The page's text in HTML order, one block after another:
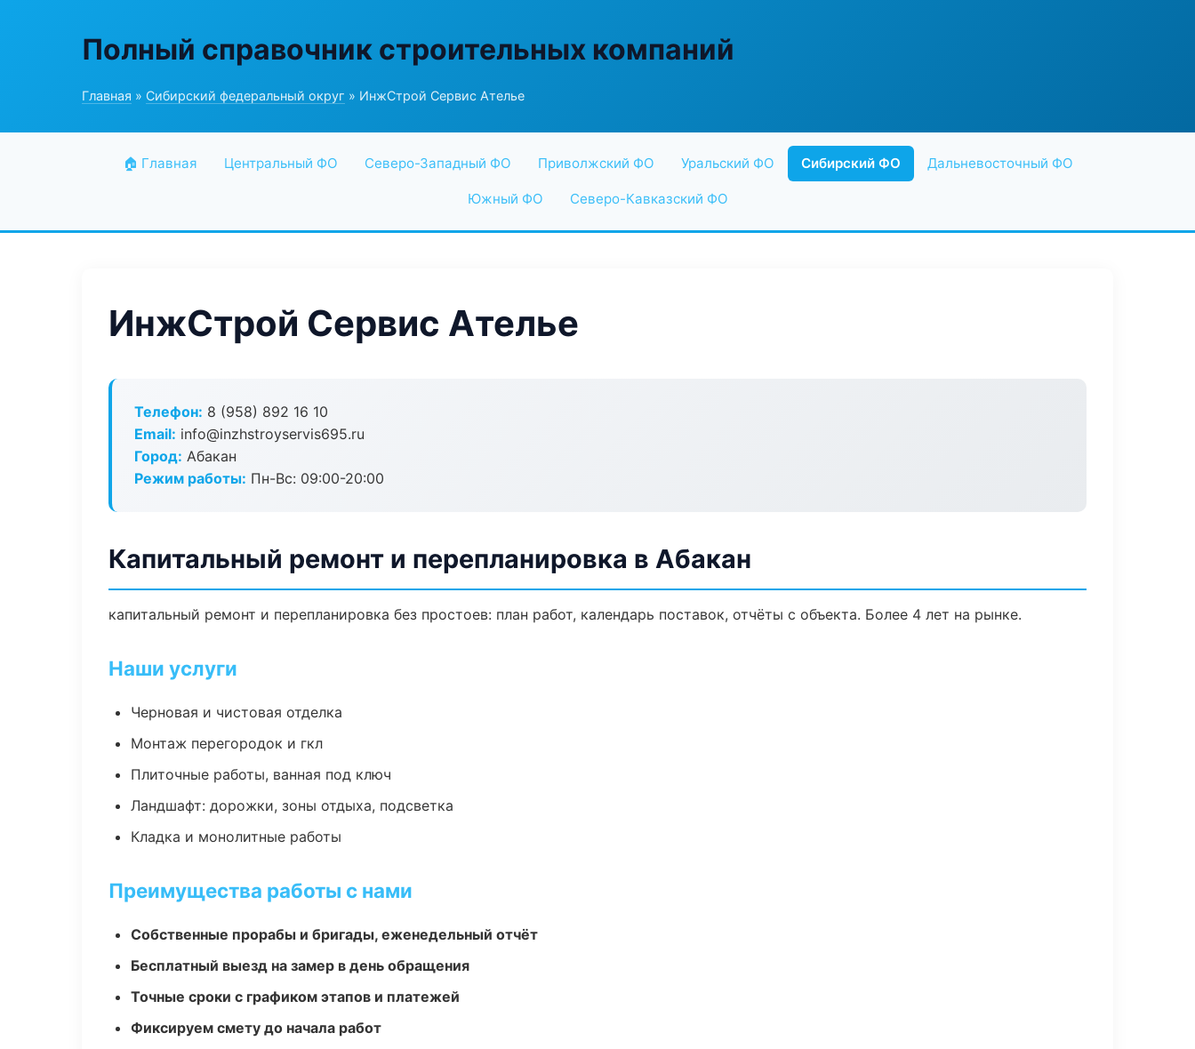
Полный справочник строительных компаний
Главная » Сибирский федеральный округ » ИнжСтрой Сервис Ателье
🏠 Главная Центральный ФО Северо-Западный ФО Приволжский ФО Уральский ФО Сибирский ФО Дальневосточный ФО
Южный ФО Северо-Кавказский ФО
ИнжСтрой Сервис Ателье
Телефон: 8 (958) 892 16 10
Email: info@inzhstroyservis695.ru
Город: Абакан
Режим работы: Пн-Вс: 09:00-20:00
Капитальный ремонт и перепланировка в Абакан
капитальный ремонт и перепланировка без простоев: план работ, календарь поставок, отчёты с объекта. Более 4 лет на рынке.
Наши услуги
Черновая и чистовая отделка
Монтаж перегородок и гкл
Плиточные работы, ванная под ключ
Ландшафт: дорожки, зоны отдыха, подсветка
Кладка и монолитные работы
Преимущества работы с нами
Собственные прорабы и бригады, еженедельный отчёт
Бесплатный выезд на замер в день обращения
Точные сроки с графиком этапов и платежей
Фиксируем смету до начала работ